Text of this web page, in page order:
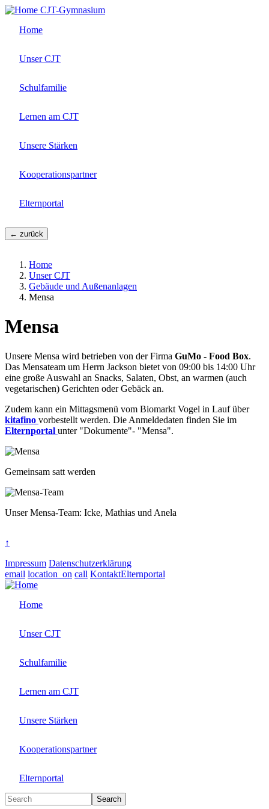
Direkt
Inhalt
CJT-Gymnasium
Home
Unser CJT
Schulfamilie
Lernen am CJT
Unsere Stärken
Kooperationspartner
Elternportal
← zurück
Home
Unser CJT
Gebäude und Außenanlagen
Mensa
Mensa
Unsere Mensa wird betrieben von der Firma GuMo - Food Box.
Das Mensateam um Herrn Jackson bietet von 09:00 bis 14:00 Uhr
eine große Auswahl an Snacks, Salaten, Obst, an warmen (auch
vegetarischen) Gerichten oder Gebäck an.
Zudem kann ein Mittagsmenü vom Biomarkt Vogel in Lauf über
kitafino vorbestellt werden. Die Anmeldedaten finden Sie im
Elternportal unter "Dokumente"- "Mensa".
Gemeinsam satt werden
Image
Bildunterschrift
Unser Mensa-Team: Icke, Mathias und Anela
↑
Impressum Datenschutzerklärung
email location_on call KontaktElternportal
Home
Unser CJT
Schulfamilie
Lernen am CJT
Unsere Stärken
Kooperationspartner
Elternportal
Search Search